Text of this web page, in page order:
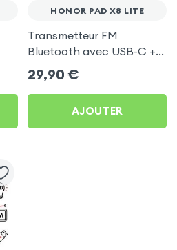
HONOR PAD X8 LITE
Transmetteur FM
Bluetooth avec USB-C +
USB pour Honor Pad X8
Lite
29,90 €
AJOUTER